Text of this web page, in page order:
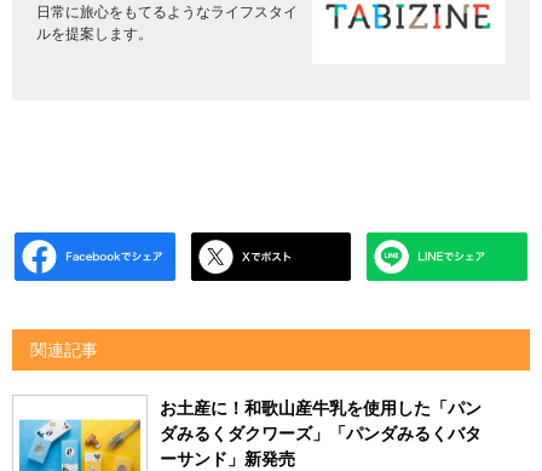
日常に旅心をもてるようなライフスタイ
ルを提案します。
関連記事
お土産に！和歌山産牛乳を使用した「パン
ダみるくダクワーズ」「パンダみるくバタ
ーサンド」新発売